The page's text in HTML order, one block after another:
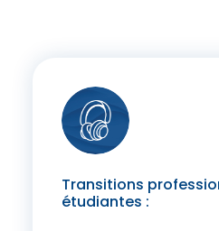
Transitions
étudiantes :